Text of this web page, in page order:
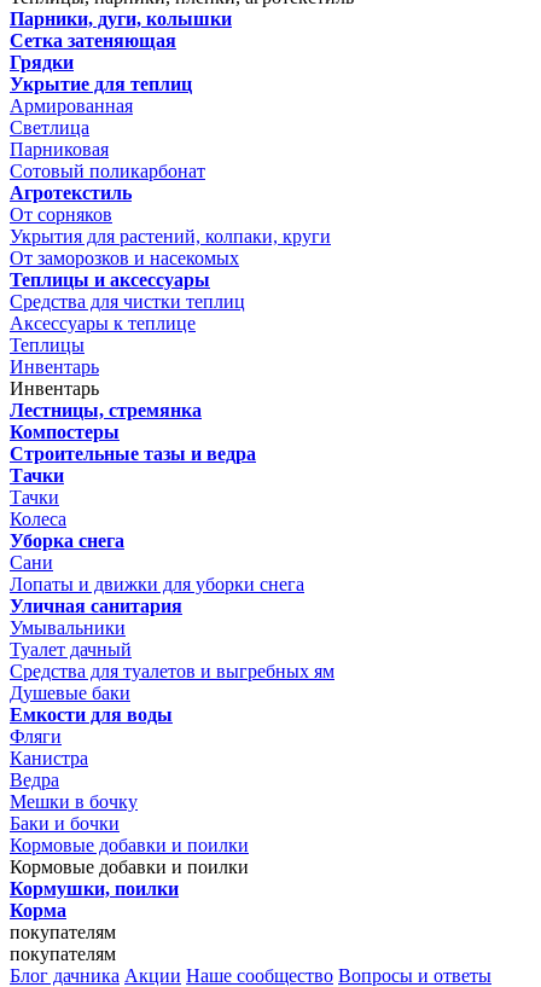
Парники, дуги, колышки
Сетка затеняющая
Грядки
Укрытие для теплиц
Армированная
Светлица
Парниковая
Сотовый поликарбонат
Агротекстиль
От сорняков
Укрытия для растений, колпаки, круги
От заморозков и насекомых
Теплицы и аксессуары
Средства для чистки теплиц
Аксессуары к теплице
Теплицы
Инвентарь
Инвентарь
Лестницы, стремянка
Компостеры
Строительные тазы и ведра
Тачки
Тачки
Колеса
Уборка снега
Сани
Лопаты и движки для уборки снега
Уличная санитария
Умывальники
Туалет дачный
Средства для туалетов и выгребных ям
Душевые баки
Емкости для воды
Фляги
Канистра
Ведра
Мешки в бочку
Баки и бочки
Кормовые добавки и поилки
Кормовые добавки и поилки
Кормушки, поилки
Корма
покупателям
покупателям
Блог дачника Акции Наше сообщество Вопросы и ответы